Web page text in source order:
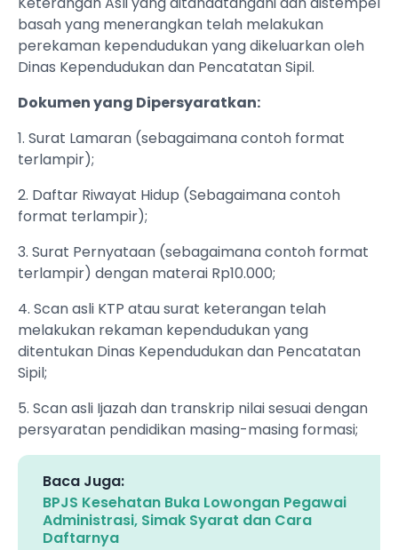
basah yang menerangkan telah melakukan
perekaman kependudukan yang dikeluarkan oleh
Dinas Kependudukan dan Pencatatan Sipil.
Dokumen yang Dipersyaratkan:
1. Surat Lamaran (sebagaimana contoh format
terlampir);
2. Daftar Riwayat Hidup (Sebagaimana contoh
format terlampir);
3. Surat Pernyataan (sebagaimana contoh format
terlampir) dengan materai Rp10.000;
4. Scan asli KTP atau surat keterangan telah
melakukan rekaman kependudukan yang
ditentukan Dinas Kependudukan dan Pencatatan
Sipil;
5. Scan asli Ijazah dan transkrip nilai sesuai dengan
persyaratan pendidikan masing-masing formasi;
Baca Juga:
BPJS Kesehatan Buka Lowongan Pegawai
Administrasi, Simak Syarat dan Cara
Daftarnya